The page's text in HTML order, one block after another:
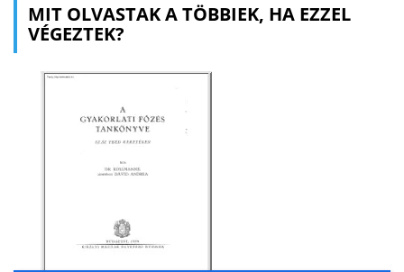
MIT OLVASTAK A TÖBBIEK, HA EZZEL
VÉGEZTEK?